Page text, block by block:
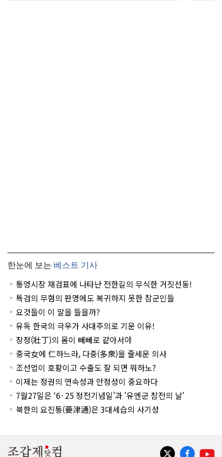
한눈에 보는 베스트 기사
통영시장 재검표에 나타난 전한길의 무식한 거짓선동!
특검의 무혐의 판명에도 복귀하지 못한 참군인들
요것들이 이 말을 들을까?
유독 한국의 극우가 사대주의로 기운 이유!
장정(壯丁)의 몸이 빼빼로 같아서야
중국女에 仁하느라, 다중(多衆)을 줄세운 의사
조선업이 호황이고 수출도 잘 되면 뭐하노?
이제는 정권의 연속성과 안정성이 중요하다
7월27일은 '6·25 정전기념일'과 '유엔군 참전의 날'
북한의 요진통(要津通)은 3대세습의 사기성